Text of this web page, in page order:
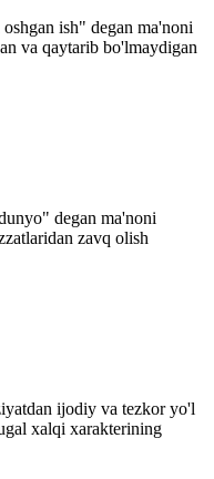
ish" degan ma'noni
va qaytarib bo'lmaydigan
degan ma'noni
zavq olish
ijodiy va tezkor yo'l
xalqi xarakterining